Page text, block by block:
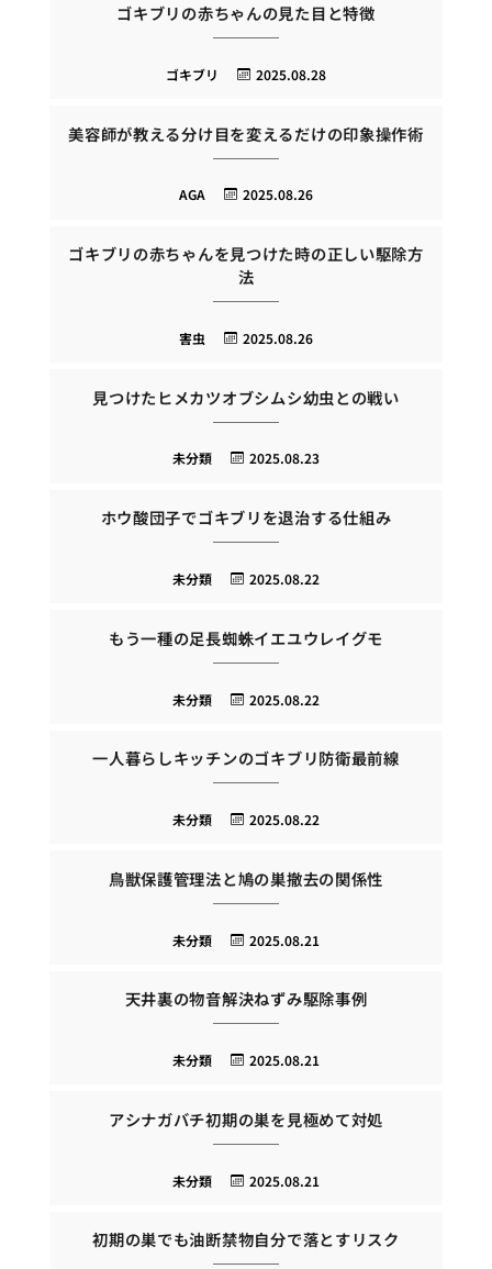
ゴキブリの赤ちゃんの見た目と特徴
2025.08.28
ゴキブリ
美容師が教える分け目を変えるだけの印象操作術
2025.08.26
AGA
ゴキブリの赤ちゃんを見つけた時の正しい駆除方
法
2025.08.26
害虫
見つけたヒメカツオブシムシ幼虫との戦い
2025.08.23
未分類
ホウ酸団子でゴキブリを退治する仕組み
2025.08.22
未分類
もう一種の足長蜘蛛イエユウレイグモ
2025.08.22
未分類
一人暮らしキッチンのゴキブリ防衛最前線
2025.08.22
未分類
鳥獣保護管理法と鳩の巣撤去の関係性
2025.08.21
未分類
天井裏の物音解決ねずみ駆除事例
2025.08.21
未分類
アシナガバチ初期の巣を見極めて対処
2025.08.21
未分類
初期の巣でも油断禁物自分で落とすリスク